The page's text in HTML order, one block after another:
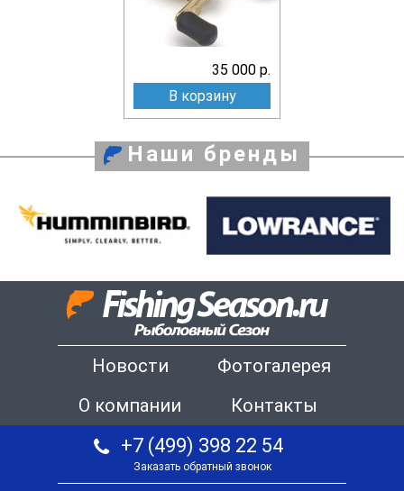
35 000 р.
В корзину
Наши бренды
Новости
Фотогалерея
О компании
Контакты
+7 (499) 398 22 54
Заказать обратный звонок